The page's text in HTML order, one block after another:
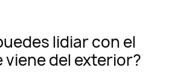
lidiar con el
viene del exterior?